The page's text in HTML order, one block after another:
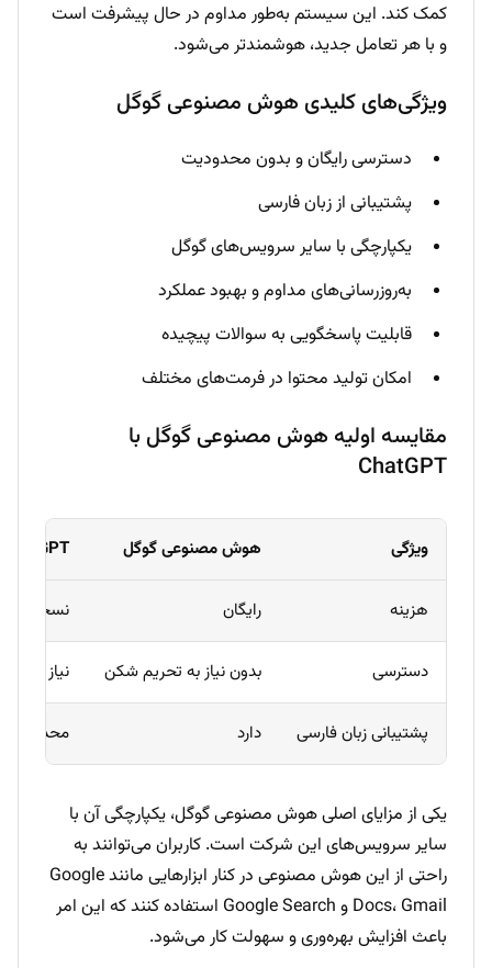
کمک کند. این سیستم به‌طور مداوم در حال پیشرفت است
و با هر تعامل جدید، هوشمندتر می‌شود.
ویژگی‌های کلیدی هوش مصنوعی گوگل
دسترسی رایگان و بدون محدودیت
پشتیبانی از زبان فارسی
یکپارچگی با سایر سرویس‌های گوگل
به‌روزرسانی‌های مداوم و بهبود عملکرد
قابلیت پاسخگویی به سوالات پیچیده
امکان تولید محتوا در فرمت‌های مختلف
مقایسه اولیه هوش مصنوعی گوگل با
ChatGPT
ویژگی هوش مصنوعی گوگل ChatGPT
هزینه رایگان نسخه
دسترسی بدون نیاز به تحریم شکن نیاز به
پشتیبانی زبان فارسی دارد محدود
یکی از مزایای اصلی هوش مصنوعی گوگل، یکپارچگی آن با
سایر سرویس‌های این شرکت است. کاربران می‌توانند به
راحتی از این هوش مصنوعی در کنار ابزارهایی مانند Google
Docs، Gmail و Google Search استفاده کنند که این امر
باعث افزایش بهره‌وری و سهولت کار می‌شود.